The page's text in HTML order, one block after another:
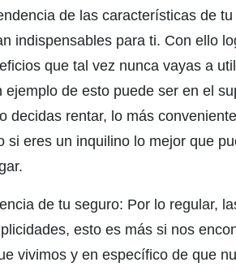
de las características de
indispensables para ti. Con ello
que tal vez nunca vayas a
ejemplo de esto puede ser en el
decidas rentar, lo más
si eres un inquilino lo mejor que
de tu seguro: Por lo regular,
esto es más si nos
vivimos y en específico de que